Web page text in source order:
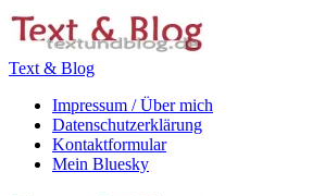
Zum
Inhalt
Text & Blog
Impressum / Über mich
Datenschutzerklärung
Kontaktformular
Mein Bluesky